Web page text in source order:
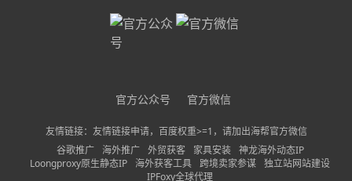
GoogleVoice。如果你在电脑上，前往：
https://voice.google.com/u/2/aboutGoogleVoice
是一款免费的应用程序，可以通过在安卓的"Play商
GoogleVoice来找到这个应用。2、打开
一个绿色的语音气泡，里面有一个白色听筒。它要么
在主屏幕上，要么在应用程序列表中。3、登录你的
立即申请免费使用
官方公众号 官方微信
友情链接：友情链接申请，百度权重>=1，请加出海帮官方微信
谷歌推广
海外推广 外贸获客 家具安装
神龙海外动态IP
Loongproxy原生静态IP 海外获客工具 跨境卖家参谋 独立站网站建设
IPFoxy全球代理